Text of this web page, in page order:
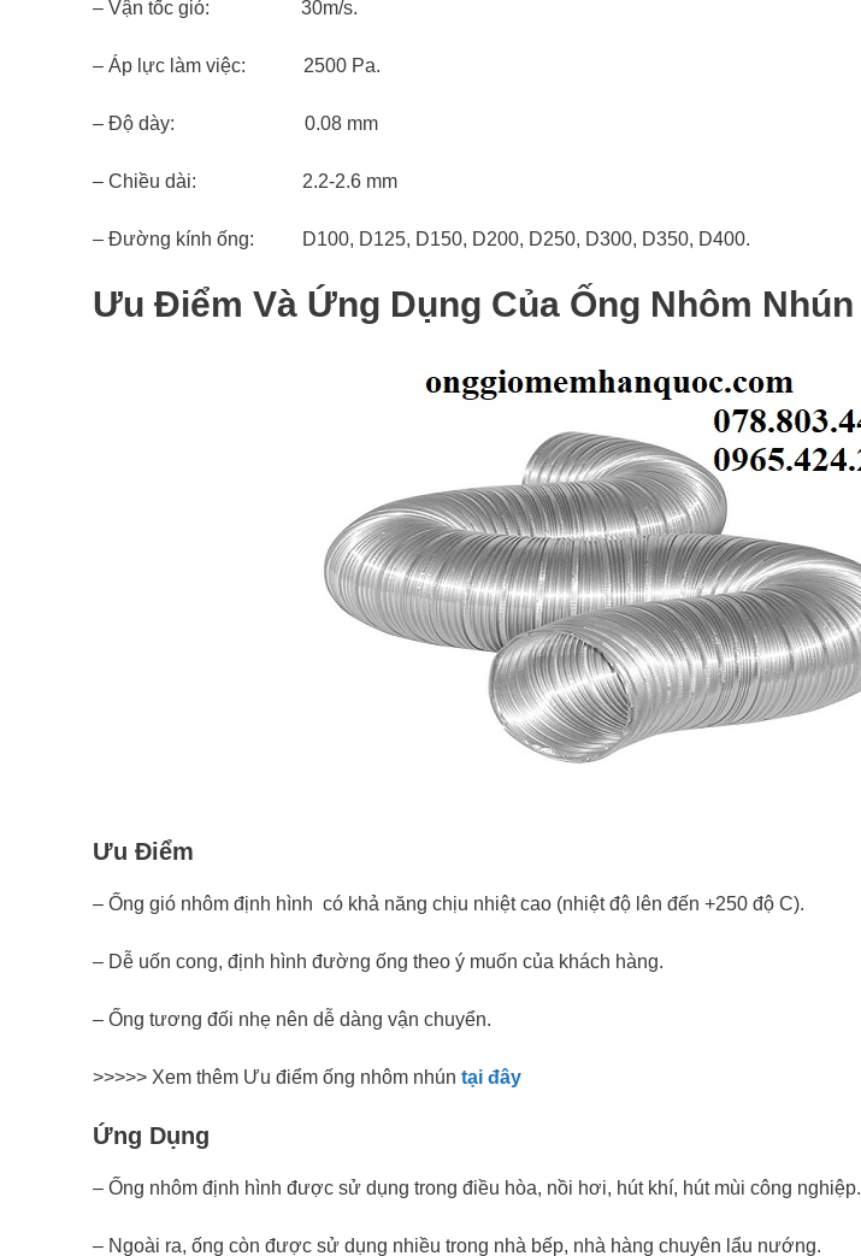
– Vận tốc gió: 30m/s.
– Áp lực làm việc: 2500 Pa.
– Độ dày: 0.08 mm
– Chiều dài: 2.2-2.6 mm
– Đường kính ống: D100, D125, D150, D200, D250, D300, D350, D400.
Ưu Điểm Và Ứng Dụng Của Ống Nhôm Nhún
Ưu Điểm
– Ống gió nhôm định hình có khả năng chịu nhiệt cao (nhiệt độ lên đến +250 độ C).
– Dễ uốn cong, định hình đường ống theo ý muốn của khách hàng.
– Ống tương đối nhẹ nên dễ dàng vận chuyển.
>>>>> Xem thêm Ưu điểm ống nhôm nhún tại đây
Ứng Dụng
– Ống nhôm định hình được sử dụng trong điều hòa, nồi hơi, hút khí, hút mùi công nghiệp.
– Ngoài ra, ống còn được sử dụng nhiều trong nhà bếp, nhà hàng chuyên lẩu nướng.